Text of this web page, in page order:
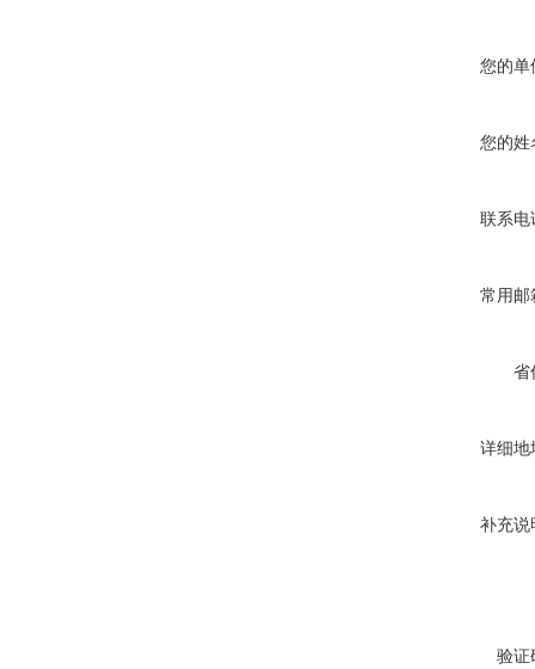
您的单
您的姓
联系电
常用邮
省
详细地
补充说
验证